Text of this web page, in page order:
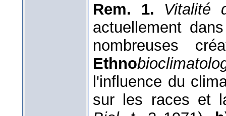
Rem. 1. Vitalité
actuellement
nombreuses
Ethno
l'influence du
sur les races et